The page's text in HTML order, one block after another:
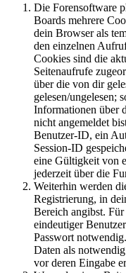
Die Forensoftware
Boards mehrere
dein Browser als
den einzelnen
Cookies sind die
Seitenaufrufe
über die von dir
gelesen/ungelesen;
Informationen über
nicht angemeldet
Benutzer-ID, ein
Session-ID
eine Gültigkeit von
jederzeit über die
Weiterhin werden
Registrierung, in
Bereich angibst.
eindeutiger
Passwort
Daten als
vor deren Eingabe